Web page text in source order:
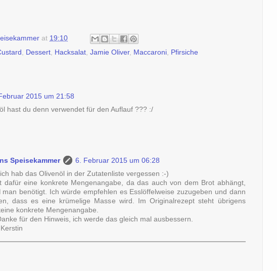
at 19:10
Dessert Hacksalat Jamie Oliver, Maccaroni Pfirsiche
2015 um 21:58
hast du denn verwendet für den Auflauf ??? :/
Speisekammer
6. Februar 2015 um 06:28
hab das Olivenöl in der Zutatenliste vergessen :-)
dafür eine konkrete Mengenangabe, da das auch von dem Brot abhängt,
man benötigt. Ich würde empfehlen es Esslöffelweise zuzugeben und dann
dass es eine krümelige Masse wird. Im Originalrezept steht übrigens
konkrete Mengenangabe.
für den Hinweis, ich werde das gleich mal ausbessern.